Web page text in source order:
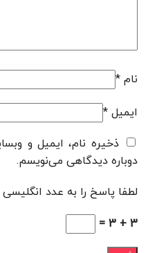
نام *
ایمیل *
ذخیره نام، ایمیل و
دوباره دیدگاهی می‌نویسم.
لطفا پاسخ را به عدد انگلیسی
3 + 3 =